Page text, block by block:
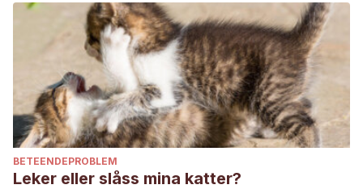
BETEENDEPROBLEM
Leker eller slåss mina katter?